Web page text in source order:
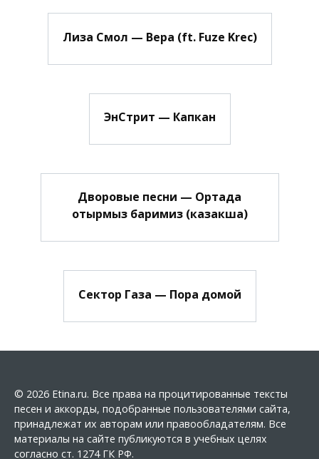
Лиза Смол — Вера (ft. Fuze Krec)
ЭнСтрит — Капкан
Дворовые песни — Ортада
отырмыз баримиз (казакша)
Сектор Газа — Пора домой
© 2026 Etina.ru. Все права на процитированные тексты
песен и аккорды, подобранные пользователями сайта,
принадлежат их авторам или правообладателям. Все
материалы на сайте публикуются в учебных целях
согласно ст. 1274 ГК РФ.